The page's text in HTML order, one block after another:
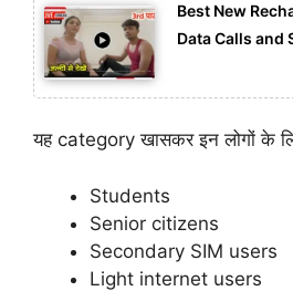
Best New
Data Calls and
यह category खासकर इन लोगों के
Students
Senior citizens
Secondary SIM users
Light internet users